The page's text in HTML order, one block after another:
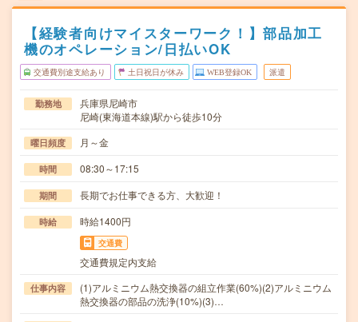
【経験者向けマイスターワーク！】部品加工
機のオペレーション/日払いOK
交通費別途支給あり 土日祝日が休み WEB登録OK 派遣
勤務地
兵庫県尼崎市
尼崎(東海道本線)駅から徒歩10分
曜日頻度 月～金
時間 08:30～17:15
期間 長期でお仕事できる方、大歓迎！
時給 時給1400円
交通費
交通費規定内支給
仕事内容
(1)アルミニウム熱交換器の組立作業(60%)(2)アルミニウム
熱交換器の部品の洗浄(10%)(3)…